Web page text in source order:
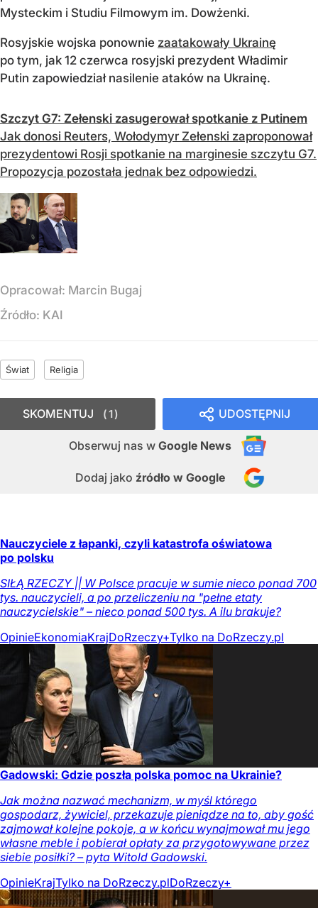
Mysteckim i Studiu Filmowym im. Dowżenki.
Rosyjskie wojska ponownie zaatakowały Ukrainę
po tym, jak 12 czerwca rosyjski prezydent Władimir
Putin zapowiedział nasilenie ataków na Ukrainę.
Szczyt G7: Zełenski zasugerował spotkanie z Putinem
Jak donosi Reuters, Wołodymyr Zełenski zaproponował
prezydentowi Rosji spotkanie na marginesie szczytu G7.
Propozycja pozostała jednak bez odpowiedzi.
Opracował: Marcin Bugaj
Źródło: KAI
Świat Religia
UDOSTĘPNIJ
Obserwuj nas w Google News
Dodaj jako źródło w Google
SKOMENTUJ 1
Nauczyciele z łapanki, czyli katastrofa oświatowa
po polsku
SIŁĄ RZECZY || W Polsce pracuje w sumie nieco ponad 700
tys. nauczycieli, a po przeliczeniu na "pełne etaty
nauczycielskie" – nieco ponad 500 tys. A ilu brakuje?
OpinieEkonomiaKrajDoRzeczy+Tylko na DoRzeczy.pl
Gadowski: Gdzie poszła polska pomoc na Ukrainie?
Jak można nazwać mechanizm, w myśl którego
gospodarz, żywiciel, przekazuje pieniądze na to, aby gość
zajmował kolejne pokoje, a w końcu wynajmował mu jego
własne meble i pobierał opłaty za przygotowywane przez
siebie posiłki? – pyta Witold Gadowski.
OpinieKrajTylko na DoRzeczy.plDoRzeczy+